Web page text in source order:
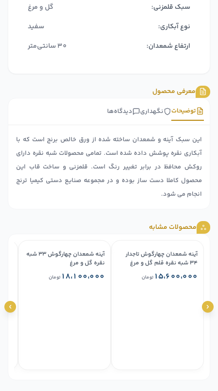
سبک قلمزنی:
گل و مرغ
نوع آبکاری:
سفید
ارتفاع شمعدان:
30 سانتی‌متر
معرفی محصول
دیدگاه‌ها نگهداری توضیحات
این سبک آینه و شمعدان ساخته شده از ورق خالص برنج است که با
آبکاری نقره پوشش داده شده است. تمامی محصولات شبه نقره دارای
روکش محافظ در برابر تغییر رنگ است. قلمزنی و ساخت قاب این
محصول کاملا دست ساز بوده و در مجموعه صنایع دستی کیمیا ترنج
انجام می شود.
محصولات مشابه
آینه شمعدان چهارگوش تاجدار
۳۴ شبه نقره قلم گل و مرغ
۱۵،۶۰۰،۰۰۰تومان
آینه شمعدان چهارگوش ۳۳ شبه
نقره گل و مرغ
۱۸،۱۰۰،۰۰۰تومان